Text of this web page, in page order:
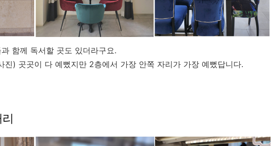
함께 독서할 곳도 있더라구요.
진) 곳곳이 다 예뻤지만 2층에서 가장 안쪽 자리가 가장 예뻤답니다.